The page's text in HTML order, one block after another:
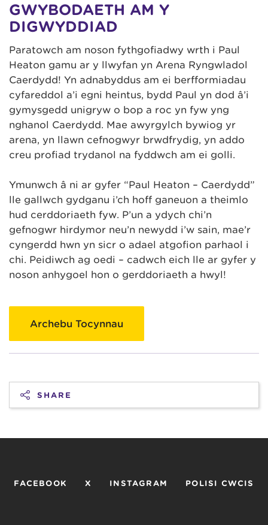
GWYBODAETH AM Y
DIGWYDDIAD
Paratowch am noson fythgofiadwy wrth i Paul
Heaton gamu ar y llwyfan yn Arena Ryngwladol
Caerdydd! Yn adnabyddus am ei berfformiadau
cyfareddol a’i egni heintus, bydd Paul yn dod â’i
gymysgedd unigryw o bop a roc yn fyw yng
nghanol Caerdydd. Mae awyrgylch bywiog yr
arena, yn llawn cefnogwyr brwdfrydig, yn addo
creu profiad trydanol na fyddwch am ei golli.
Ymunwch â ni ar gyfer “Paul Heaton – Caerdydd”
lle gallwch gydganu i’ch hoff ganeuon a theimlo
hud cerddoriaeth fyw. P’un a ydych chi’n
gefnogwr hirdymor neu’n newydd i’w sain, mae’r
cyngerdd hwn yn sicr o adael atgofion parhaol i
chi. Peidiwch ag oedi – cadwch eich lle ar gyfer y
noson anhygoel hon o gerddoriaeth a hwyl!
Archebu Tocynnau
SHARE
FACEBOOK X INSTAGRAM POLISI CWCIS